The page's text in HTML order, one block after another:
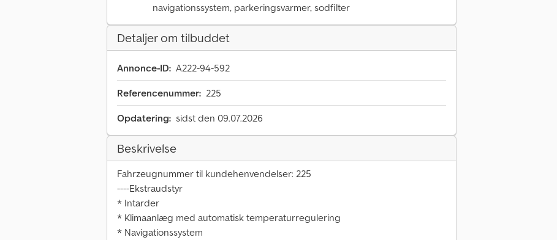
navigationssystem, parkeringsvarmer, sodfilter
Detaljer om tilbuddet
Annonce-ID: A222-94-592
Referencenummer: 225
Opdatering: sidst den 09.07.2026
Beskrivelse
Fahrzeugnummer til kundehenvendelser: 225
----Ekstraudstyr
* Intarder
* Klimaanlæg med automatisk temperaturregulering
* Navigationssystem